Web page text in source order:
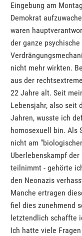
Eingebung am
Demokrat
waren
der ganze
nicht mehr wirkten.
aus der
22 Jahre alt. Seit
Lebensjahr, also seit
Jahren, wusste ich
homosexuell bin. Als
nicht am
Uberlebenskampf
teilnimmt - gehörte
den Neonazis
Manche ertragen
fiel dies zunehmend
letztendlich schaffte
Ich hatte viele